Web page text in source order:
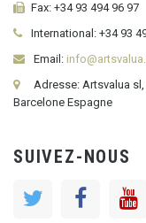
Fax: +34 93 494 96 97
International: +34 93
Email:
Adresse: Artsvalua
Barcelone Espagne
SUIVEZ-NOUS